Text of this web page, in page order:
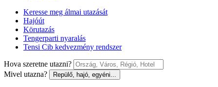
Keresse meg álmai utazását
Hajóút
Körutazás
Tengerparti nyaralás
Tensi Cib kedvezmény rendszer
Hova szeretne utazni?
Mivel utazna?
Repülő, hajó, egyéni...